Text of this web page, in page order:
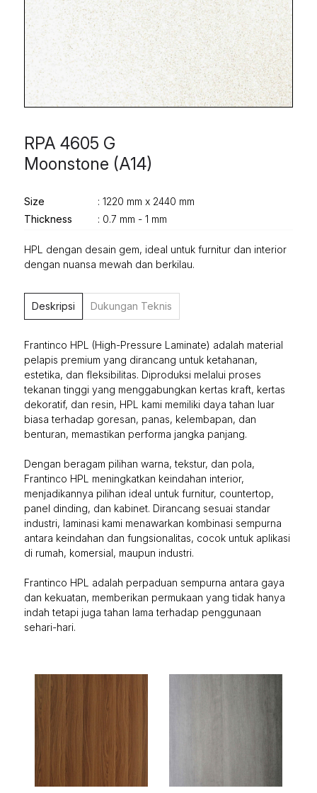
RPA 4605 G
Moonstone (A14)
Size
: 1220 mm x 2440 mm
Thickness
: 0.7 mm - 1 mm
HPL dengan desain gem, ideal untuk furnitur dan interior
dengan nuansa mewah dan berkilau.
Deskripsi Dukungan Teknis
Frantinco HPL (High-Pressure Laminate) adalah material
pelapis premium yang dirancang untuk ketahanan,
estetika, dan fleksibilitas. Diproduksi melalui proses
tekanan tinggi yang menggabungkan kertas kraft, kertas
dekoratif, dan resin, HPL kami memiliki daya tahan luar
biasa terhadap goresan, panas, kelembapan, dan
benturan, memastikan performa jangka panjang.
Dengan beragam pilihan warna, tekstur, dan pola,
Frantinco HPL meningkatkan keindahan interior,
menjadikannya pilihan ideal untuk furnitur, countertop,
panel dinding, dan kabinet. Dirancang sesuai standar
industri, laminasi kami menawarkan kombinasi sempurna
antara keindahan dan fungsionalitas, cocok untuk aplikasi
di rumah, komersial, maupun industri.
Frantinco HPL adalah perpaduan sempurna antara gaya
dan kekuatan, memberikan permukaan yang tidak hanya
indah tetapi juga tahan lama terhadap penggunaan
sehari-hari.